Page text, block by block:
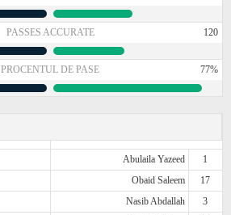
PASSES ACCURATE 120
PROCENTUL DE PASE 77%
Abulaila Yazeed
1
Obaid Saleem
17
Nasib Abdallah
3